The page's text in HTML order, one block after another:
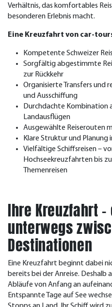
Verhältnis, das komfortables
besonderen Erlebnis macht.
Eine Kreuzfahrt von car-
Kompetente Schweizer
Sorgfältig abgestimmte
zur Rückkehr
Organisierte Transfers und
und Ausschiffung
Durchdachte Kombination
Landausflügen
Ausgewählte Reiserouten
Klare Struktur und Planung
Vielfältige Schiffsreisen –
Hochseekreuzfahrten bis
Themenreisen
Ihre Kreuzfahrt
unterwegs
Destinationen
Eine Kreuzfahrt beginnt dabei
bereits bei der Anreise. Deshalb
Abläufe von Anfang an
Entspannte Tage auf See